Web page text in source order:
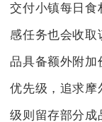
交付小镇每日食
感任务也会收取
品具备额外附加
优先级，追求摩
级则留存部分成